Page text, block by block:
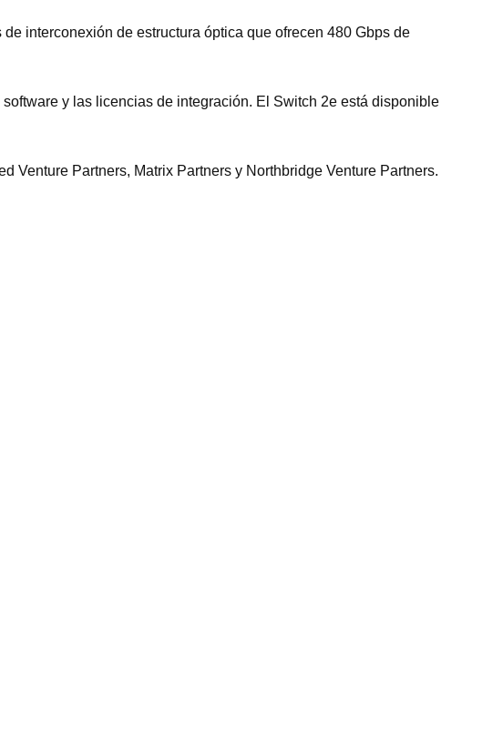
interconexión de estructura óptica que ofrecen 480 Gbps de
y las licencias de integración. El Switch 2e está disponible
Venture Partners, Matrix Partners y Northbridge Venture Partners.